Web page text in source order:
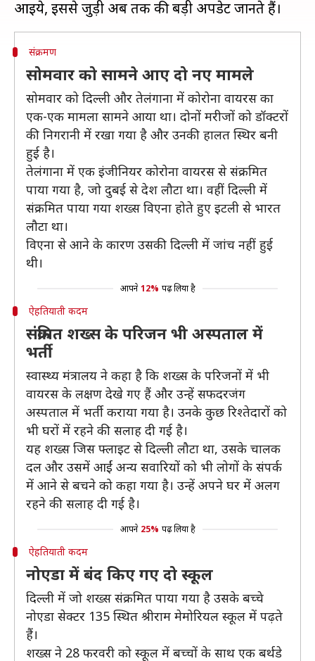
संक्रमण
सोमवार को सामने आए दो नए मामले
सोमवार को दिल्ली और तेलंगाना में कोरोना वायरस का
एक-एक मामला सामने आया था। दोनों मरीजों को डॉक्टरों
की निगरानी में रखा गया है और उनकी हालत स्थिर बनी
हुई है।
तेलंगाना में एक इंजीनियर कोरोना वायरस से संक्रमित
पाया गया है, जो दुबई से देश लौटा था। वहीं दिल्ली में
संक्रमित पाया गया शख्स विएना होते हुए इटली से भारत
लौटा था।
विएना से आने के कारण उसकी दिल्ली में जांच नहीं हुई
थी।
आपने 12% पढ़ लिया है
ऐहतियाती कदम
संक्रमित शख्स के परिजन भी अस्पताल में
भर्ती
स्वास्थ्य मंत्रालय ने कहा है कि शख्स के परिजनों में भी
वायरस के लक्षण देखे गए हैं और उन्हें सफदरजंग
अस्पताल में भर्ती कराया गया है। उनके कुछ रिश्तेदारों को
भी घरों में रहने की सलाह दी गई है।
यह शख्स जिस फ्लाइट से दिल्ली लौटा था, उसके चालक
दल और उसमें आईं अन्य सवारियों को भी लोगों के संपर्क
में आने से बचने को कहा गया है। उन्हें अपने घर में अलग
रहने की सलाह दी गई है।
आपने 25% पढ़ लिया है
ऐहतियाती कदम
नोएडा में बंद किए गए दो स्कूल
दिल्ली में जो शख्स संक्रमित पाया गया है उसके बच्चे
नोएडा सेक्टर 135 स्थित श्रीराम मेमोरियल स्कूल में पढ़ते
हैं।
शख्स ने 28 फरवरी को स्कूल में बच्चों के साथ एक बर्थडे